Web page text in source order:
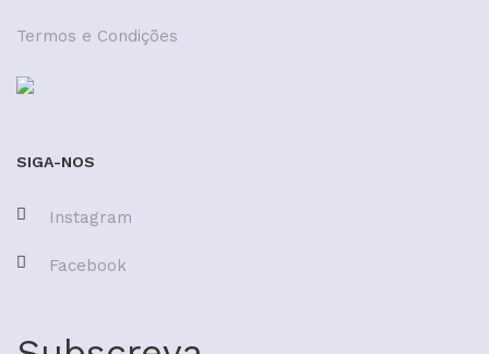
Termos e Condições
SIGA-NOS
Instagram
Facebook